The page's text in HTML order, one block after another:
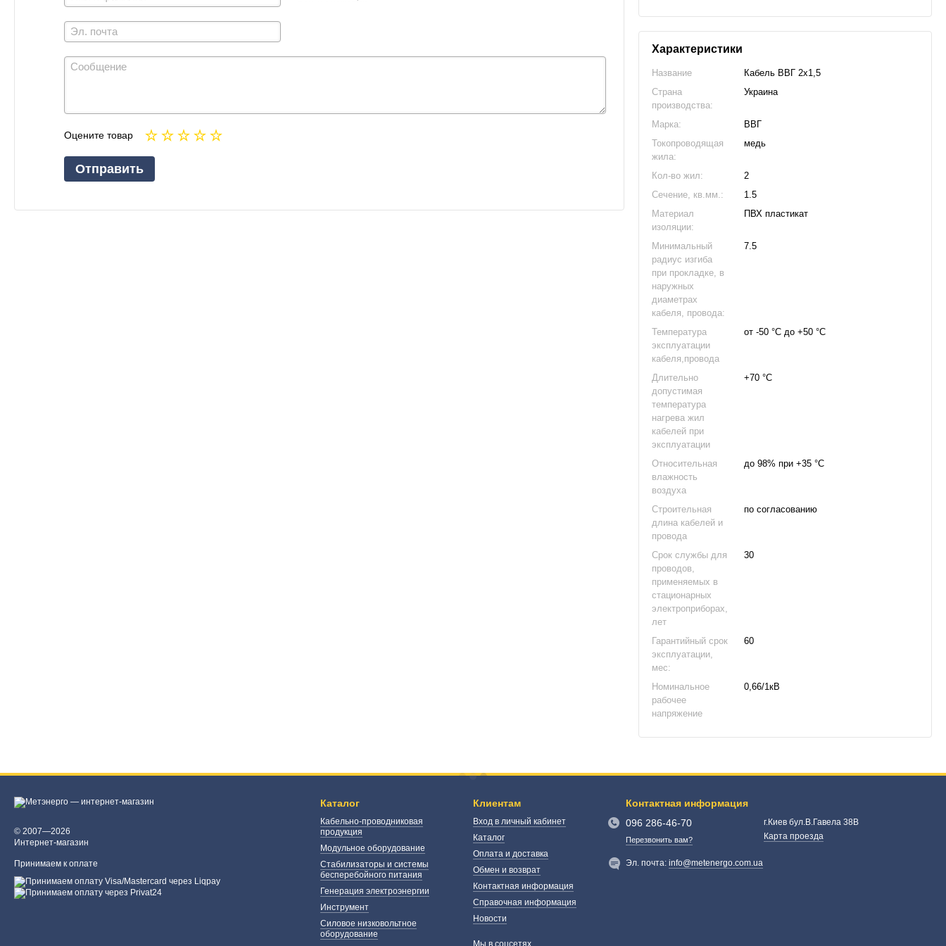
Оцените товар
Отправить
Характеристики
Название
Кабель ВВГ 2х1,5
Страна
производства:
Украина
Марка:
ВВГ
Токопроводящая
жила:
медь
Кол-во жил:
2
Сечение, кв.мм.:
1.5
Материал
изоляции:
ПВХ пластикат
Минимальный
радиус изгиба
при прокладке, в
наружных
диаметрах
кабеля, провода:
7.5
Температура
эксплуатации
кабеля,провода
от -50 °С до +50 °С
Длительно
допустимая
температура
нагрева жил
кабелей при
эксплуатации
+70 °С
Относительная
влажность
воздуха
до 98% при +35 °С
Строительная
длина кабелей и
провода
по согласованию
Срок службы для
проводов,
применяемых в
стационарных
электроприборах,
лет
30
Гарантийный срок
эксплуатации,
мес:
60
Номинальное
рабочее
напряжение
0,66/1кВ
© 2007—2026
Интернет-магазин
Принимаем к оплате
Каталог
Кабельно-проводниковая
продукция
Модульное оборудование
Стабилизаторы и системы
бесперебойного питания
Генерация электроэнергии
Инструмент
Силовое низковольтное
оборудование
Клиентам
Вход в личный кабинет
Каталог
Оплата и доставка
Обмен и возврат
Контактная информация
Справочная информация
Новости
Мы в соцсетях
Контактная информация
096 286-46-70
Перезвонить вам?
г.Киев бул.В.Гавела 38В
Карта проезда
Эл. почта:info@metenergo.com.ua